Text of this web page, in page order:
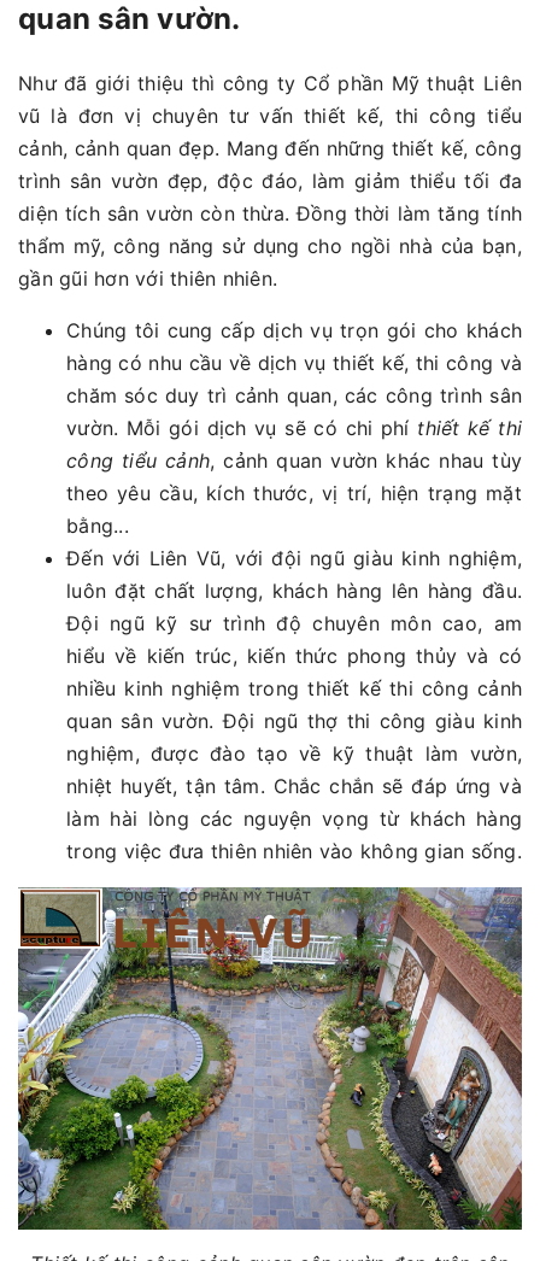
quan sân vườn.
Như đã giới thiệu thì công ty Cổ phần Mỹ thuật Liên
vũ là đơn vị chuyên tư vấn thiết kế, thi công tiểu
cảnh, cảnh quan đẹp. Mang đến những thiết kế, công
trình sân vườn đẹp, độc đáo, làm giảm thiểu tối đa
diện tích sân vườn còn thừa. Đồng thời làm tăng tính
thẩm mỹ, công năng sử dụng cho ngồi nhà của bạn,
gần gũi hơn với thiên nhiên.
Chúng tôi cung cấp dịch vụ trọn gói cho khách
hàng có nhu cầu về dịch vụ thiết kế, thi công và
chăm sóc duy trì cảnh quan, các công trình sân
vườn. Mỗi gói dịch vụ sẽ có chi phí thiết kế thi
công tiểu cảnh, cảnh quan vườn khác nhau tùy
theo yêu cầu, kích thước, vị trí, hiện trạng mặt
bằng...
Đến với Liên Vũ, với đội ngũ giàu kinh nghiệm,
luôn đặt chất lượng, khách hàng lên hàng đầu.
Đội ngũ kỹ sư trình độ chuyên môn cao, am
hiểu về kiến trúc, kiến thức phong thủy và có
nhiều kinh nghiệm trong thiết kế thi công cảnh
quan sân vườn. Đội ngũ thợ thi công giàu kinh
nghiệm, được đào tạo về kỹ thuật làm vườn,
nhiệt huyết, tận tâm. Chắc chắn sẽ đáp ứng và
làm hài lòng các nguyện vọng từ khách hàng
trong việc đưa thiên nhiên vào không gian sống.